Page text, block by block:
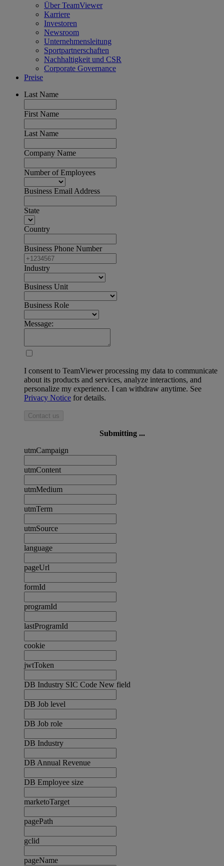
Über TeamViewer
Karriere
Investoren
Newsroom
Unternehmensleitung
Sportpartnerschaften
Nachhaltigkeit und CSR
Corporate Governance
Preise
Last Name
First Name
Last Name
Company Name
Number of Employees
Business Email Address
State
Country
Business Phone Number
Industry
Business Unit
Business Role
Message:
I consent to TeamViewer processing my data to communicate
about its products and services, analyze interactions, and
personalize my experience. I can withdraw anytime. See
Privacy Notice for details.
Contact us
Submitting ...
utmCampaign
utmContent
utmMedium
utmTerm
utmSource
language
pageUrl
formId
programId
lastProgramId
cookie
jwtToken
DB Industry SIC Code New field
DB Job level
DB Job role
DB Industry
DB Annual Revenue
DB Employee size
marketoTarget
pagePath
gclid
pageName